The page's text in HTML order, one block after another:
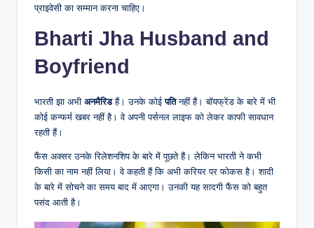
प्राइवेसी का सम्मान करना चाहिए।
Bharti Jha Husband and
Boyfriend
भारती झा अभी अनमैरिडहैं। उनके कोईपतिनहीं हैं। बॉयफ्रेंड के बारे में भी
कोई कन्फर्म खबर नहीं है। वे अपनी पर्सनल लाइफ को लेकर काफी सावधान
रहती हैं।
फैंस अक्सर उनके रिलेशनशिप के बारे में पूछते हैं। लेकिन भारती ने कभी
किसी का नाम नहीं लिया। वे कहती हैं कि अभी करियर पर फोकस है। शादी
के बारे में सोचने का समय बाद में आएगा। उनकी यह सादगी फैंस को बहुत
पसंद आती है।